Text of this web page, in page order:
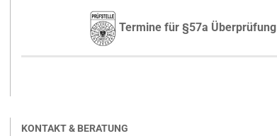
Termine für §57a Überprüfung
KONTAKT & BERATUNG